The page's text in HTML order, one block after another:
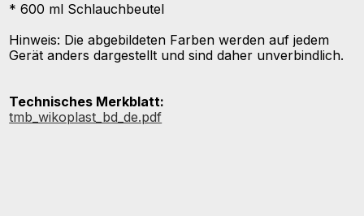
* 600 ml Schlauchbeutel
Hinweis: Die abgebildeten Farben werden auf jedem
Gerät anders dargestellt und sind daher unverbindlich.
Technisches Merkblatt:
tmb_wikoplast_bd_de.pdf